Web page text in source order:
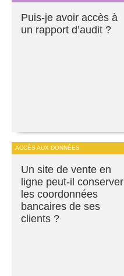
Puis-je avoir accès à
un rapport d’audit ?
ACCÈS AUX DONNÉES
Un site de vente en
ligne peut-il conserver
les coordonnées
bancaires de ses
clients ?